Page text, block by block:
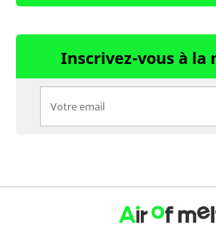
Inscrivez-vous à